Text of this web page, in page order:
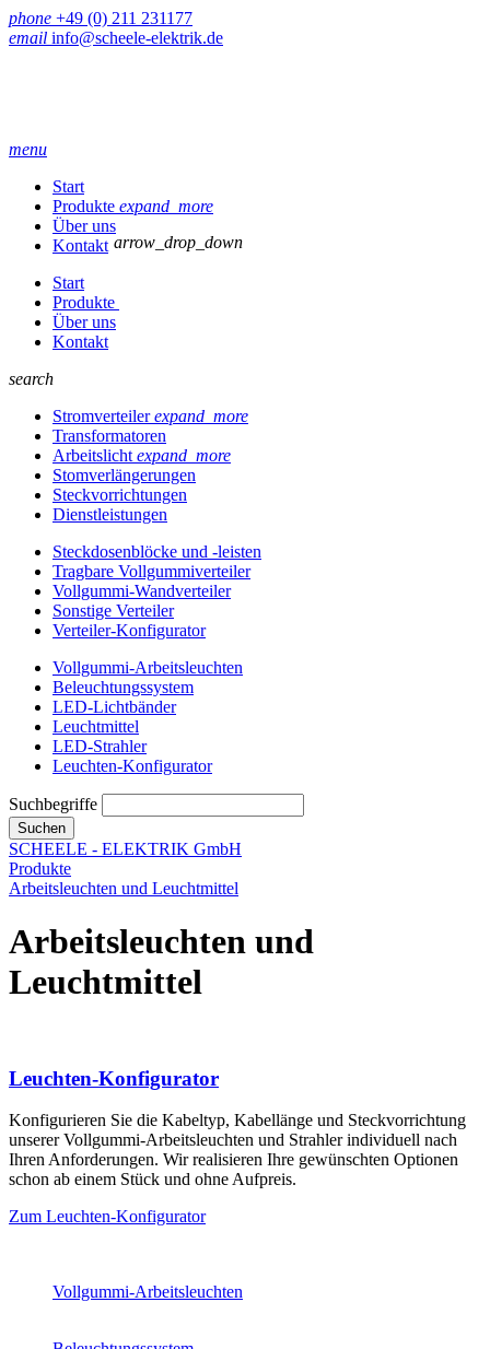
phone +49 (0) 211 231177
email info@scheele-elektrik.de
menu
Start
Produkte expand_more
Über uns
Kontakt
Start
Produkte
arrow_drop_down
Über uns
Kontakt
search
Stromverteilerexpand_more
Transformatoren
Arbeitslicht expand_more
Stomverlängerungen
Steckvorrichtungen
Dienstleistungen
Steckdosenblöcke und -leisten
Tragbare Vollgummiverteiler
Vollgummi-Wandverteiler
Sonstige Verteiler
Verteiler-Konfigurator
Vollgummi-Arbeitsleuchten
Beleuchtungssystem
LED-Lichtbänder
Leuchtmittel
LED-Strahler
Leuchten-Konfigurator
Suchbegriffe
Suchen
SCHEELE - ELEKTRIK GmbH
Produkte
Arbeitsleuchten und Leuchtmittel
Arbeitsleuchten und
Leuchtmittel
Leuchten-Konfigurator
Konfigurieren Sie die Kabeltyp, Kabellänge und Steckvorrichtung
unserer Vollgummi-Arbeitsleuchten und Strahler individuell nach
Ihren Anforderungen. Wir realisieren Ihre gewünschten Optionen
schon ab einem Stück und ohne Aufpreis.
Zum Leuchten-Konfigurator
Vollgummi-Arbeitsleuchten